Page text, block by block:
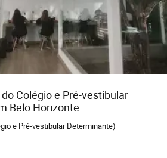
Colégio e Pré-vestibular
Belo Horizonte
e Pré-vestibular Determinante)